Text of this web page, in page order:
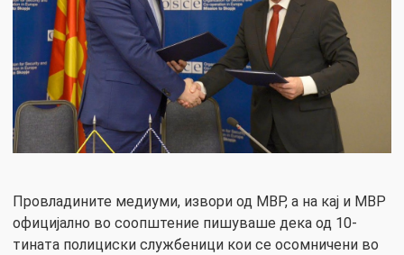
Провладините медиуми, извори од МВР, а на кај и МВР
официјално во соопштение пишуваше дека од 10-
тината полициски службеници кои се осомничени во